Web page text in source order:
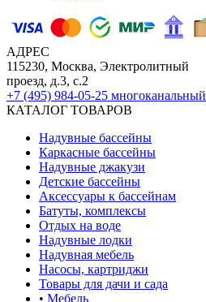
АДРЕС
115230, Москва, Электролитный
проезд, д.3, с.2
+7 (495) 984-05-25 многоканальный
КАТАЛОГ ТОВАРОВ
Надувные бассейны
Каркасные бассейны
Надувные джакузи
Детские бассейны
Аксессуары к бассейнам
Батуты, комплексы
Отдых на воде
Надувные лодки
Надувная мебель
Насосы, картриджи
Товары для дачи и сада
• Мебель